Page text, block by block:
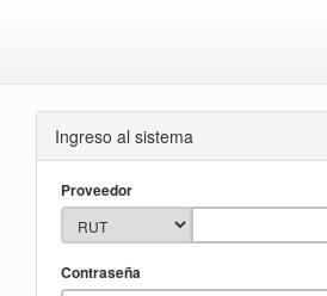
Ingreso al sistema
Proveedor
Contraseña